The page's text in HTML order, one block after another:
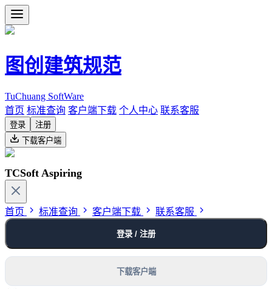
图创建筑规范
TuChuang SoftWare
首页 标准查询 客户端下载 个人中心 联系客服
登录
注册
下载客户端
TCSoft Aspiring
首页 标准查询 客户端下载 联系客服
登录 / 注册
下载客户端